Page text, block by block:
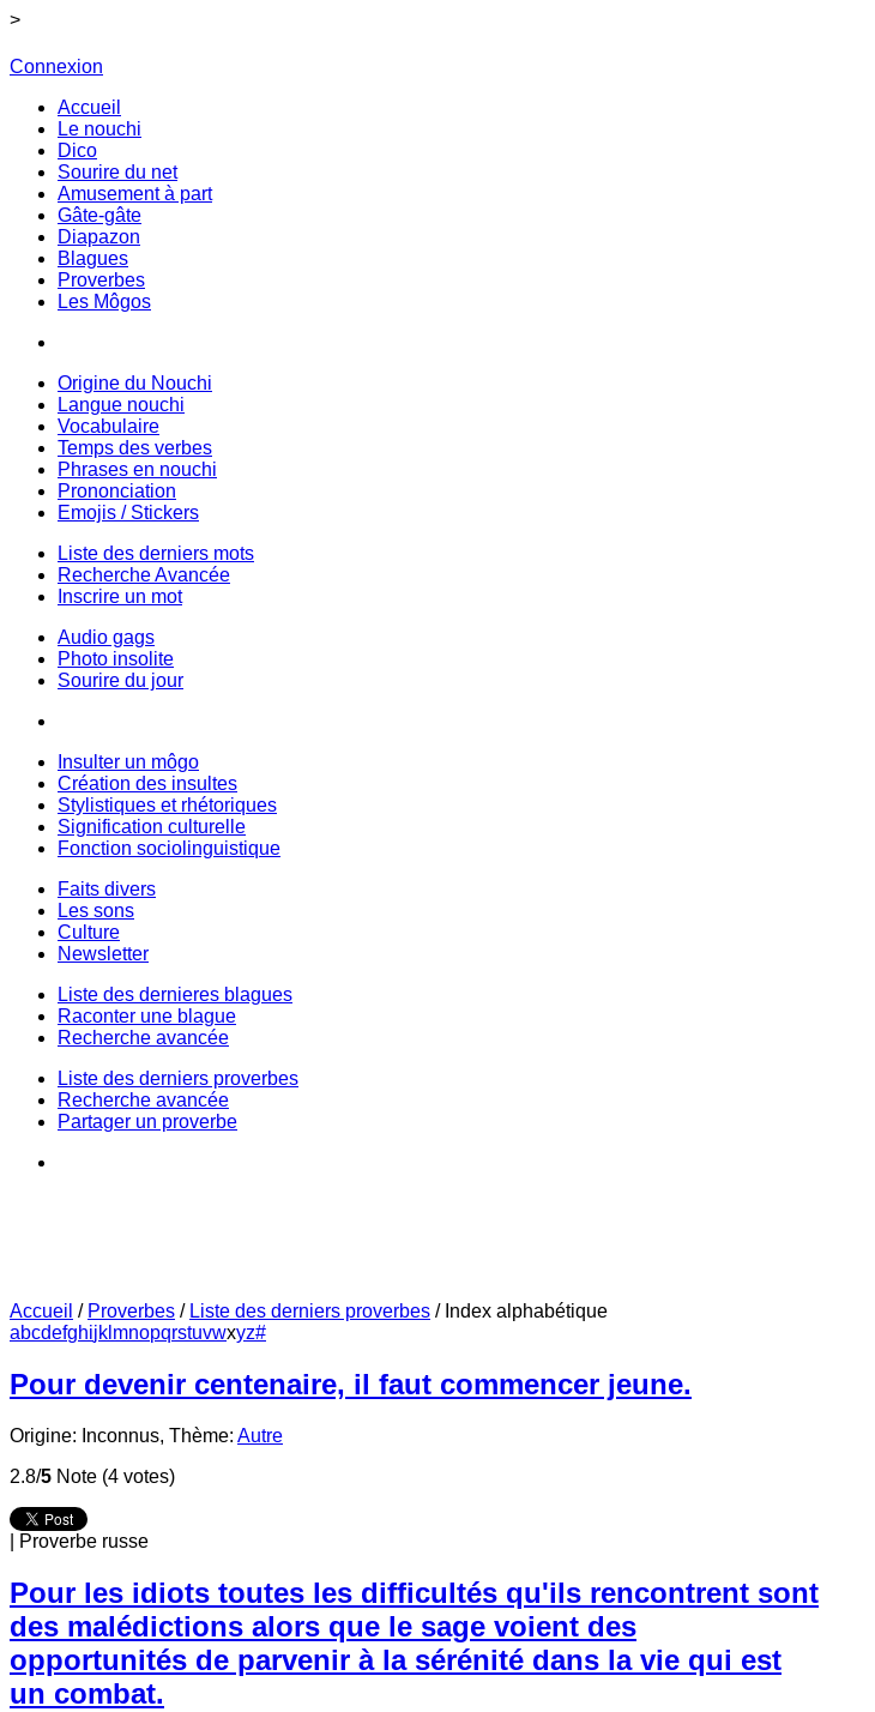
>
Connexion
Accueil
Le nouchi
Dico
Sourire du net
Amusement à part
Gâte-gâte
Diapazon
Blagues
Proverbes
Les Môgos
Origine du Nouchi
Langue nouchi
Vocabulaire
Temps des verbes
Phrases en nouchi
Prononciation
Emojis / Stickers
Liste des derniers mots
Recherche Avancée
Inscrire un mot
Audio gags
Photo insolite
Sourire du jour
Insulter un môgo
Création des insultes
Stylistiques et rhétoriques
Signification culturelle
Fonction sociolinguistique
Faits divers
Les sons
Culture
Newsletter
Liste des dernieres blagues
Raconter une blague
Recherche avancée
Liste des derniers proverbes
Recherche avancée
Partager un proverbe
Accueil / Proverbes / Liste des derniers proverbes / Index alphabétique
abcdefghijk mnopqrstuvwxyz#
Pour devenir centenaire, il faut commencer jeune.
Origine: Inconnus, Thème: Autre
2.8/5 Note (4 votes)
Proverbe russe
Pour les idiots toutes les difficultés qu'ils rencontrent sont
des malédictions alors que le sage voient des
opportunités de parvenir à la sérénité dans la vie qui est
un combat.